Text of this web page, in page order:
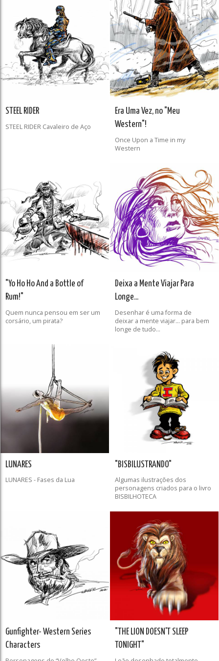
STEEL RIDER
STEEL RIDER Cavaleiro de Aço
Era Uma Vez, no "Meu
Western"!
Once Upon a Time in my
Western
"Yo Ho Ho And a Bottle of
Rum!"
Quem nunca pensou em ser um
corsário, um pirata?
Deixa a Mente Viajar Para
Longe...
Desenhar é uma forma de
deixar a mente viajar... para bem
longe de tudo...
LUNARES
LUNARES - Fases da Lua
"BISBILUSTRANDO"
Algumas ilustrações dos
personagens criados para o livro
BISBILHOTECA
Gunfighter- Western Series
Characters
"THE LION DOESN'T SLEEP
TONIGHT"